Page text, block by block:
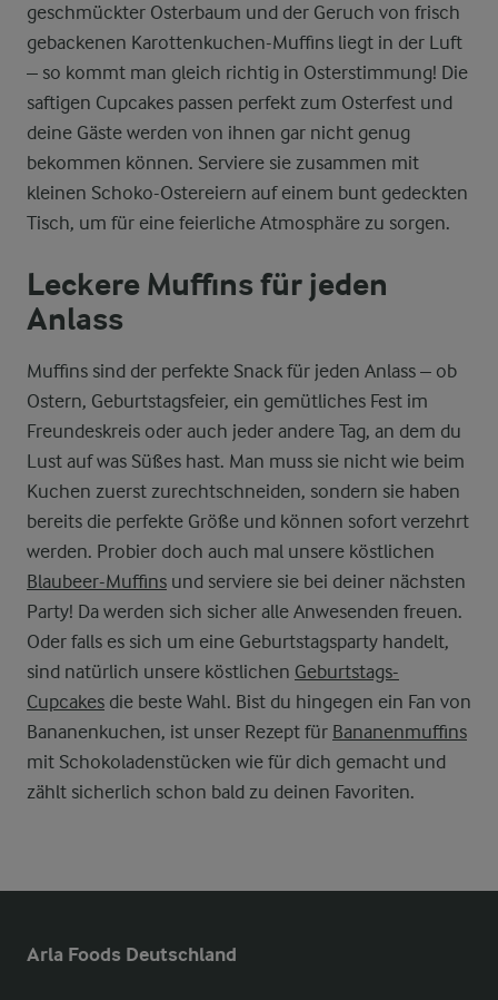
geschmückter Osterbaum und der Geruch von frisch
gebackenen Karottenkuchen-Muffins liegt in der Luft
– so kommt man gleich richtig in Osterstimmung! Die
saftigen Cupcakes passen perfekt zum Osterfest und
deine Gäste werden von ihnen gar nicht genug
bekommen können. Serviere sie zusammen mit
kleinen Schoko-Ostereiern auf einem bunt gedeckten
Tisch, um für eine feierliche Atmosphäre zu sorgen.
Leckere Muffins für jeden
Anlass
Muffins sind der perfekte Snack für jeden Anlass – ob
Ostern, Geburtstagsfeier, ein gemütliches Fest im
Freundeskreis oder auch jeder andere Tag, an dem du
Lust auf was Süßes hast. Man muss sie nicht wie beim
Kuchen zuerst zurechtschneiden, sondern sie haben
bereits die perfekte Größe und können sofort verzehrt
werden. Probier doch auch mal unsere köstlichen
Blaubeer-Muffins und serviere sie bei deiner nächsten
Party! Da werden sich sicher alle Anwesenden freuen.
Oder falls es sich um eine Geburtstagsparty handelt,
sind natürlich unsere köstlichen Geburtstags-
Cupcakes die beste Wahl. Bist du hingegen ein Fan von
Bananenkuchen, ist unser Rezept für Bananenmuffins
mit Schokoladenstücken wie für dich gemacht und
zählt sicherlich schon bald zu deinen Favoriten.
Arla Foods Deutschland